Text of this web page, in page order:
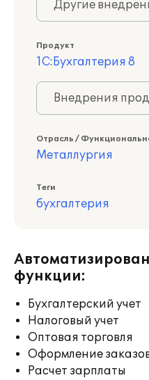
Другие
Продукт
1С:Бухгалтерия 8
Внедрения
Отрасль /
Металлургия
Теги
бухгалтерия
функции:
Бухгалтерский учет
Налоговый учет
Оптовая торговля
Оформление
Расчет зарплаты